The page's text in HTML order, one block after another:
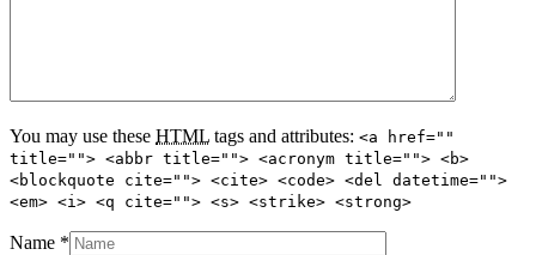
You may use these HTML tags and attributes: <a href=""
title=""> <abbr title=""> <acronym title=""> <b>
<blockquote cite=""> <cite> <code> <del datetime="">
<em> <i> <q cite=""> <s> <strike> <strong>
Name *